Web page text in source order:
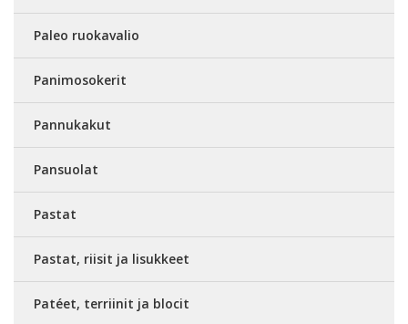
Paleo ruokavalio
Panimosokerit
Pannukakut
Pansuolat
Pastat
Pastat, riisit ja lisukkeet
Patéet, terriinit ja blocit